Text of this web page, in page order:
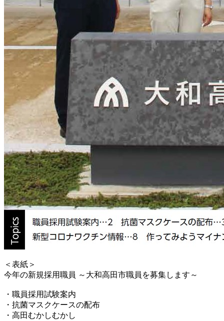
＜表紙＞
今年の新規採用職員 ～大和高田市職員を募集します～
・職員採用試験案内
・抗菌マスクケースの配布
・高田むかしむかし